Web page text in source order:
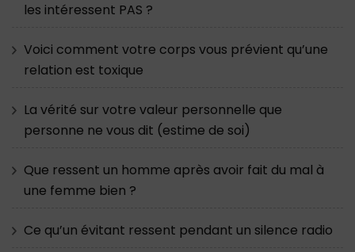
les intéressent PAS ?
Voici comment votre corps vous prévient qu’une
relation est toxique
La vérité sur votre valeur personnelle que
personne ne vous dit (estime de soi)
Que ressent un homme après avoir fait du mal à
une femme bien ?
Ce qu’un évitant ressent pendant un silence radio